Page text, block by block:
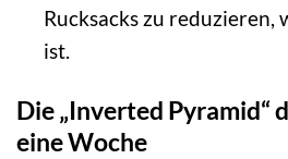
Rucksacks zu reduzieren,
ist.
Die „Inverted Pyramid“
eine Woche